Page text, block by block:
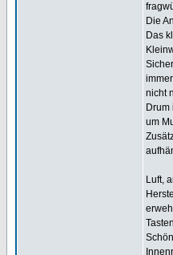
Die
Das
nicht
um
Luft,